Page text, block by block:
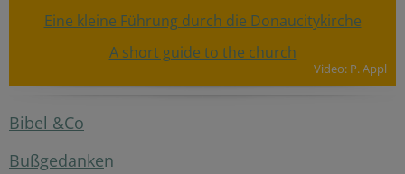
Eine kleine Führung durch die Donaucitykirche
A short guide to the church
Video: P. Appl
Bibel &Co
Bußgedanken